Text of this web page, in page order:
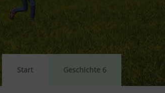
Start Geschichte 6